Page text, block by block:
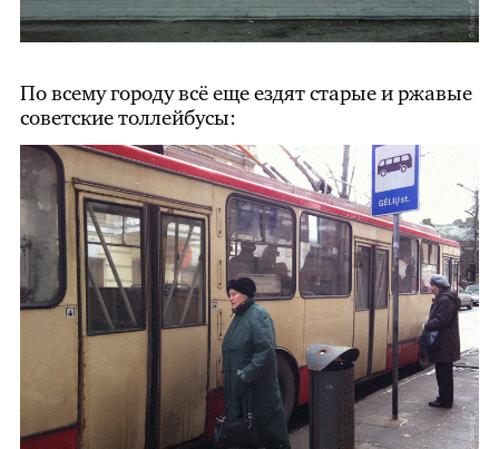
По всему городу всё еще ездят старые и ржавые
советские толлейбусы: